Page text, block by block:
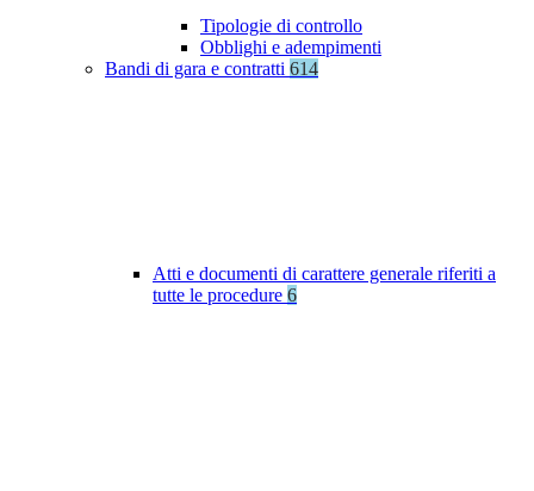
Tipologie di controllo
Obblighi e adempimenti
Bandi di gara e contratti 614
Atti e documenti di carattere generale riferiti a
tutte le procedure 6